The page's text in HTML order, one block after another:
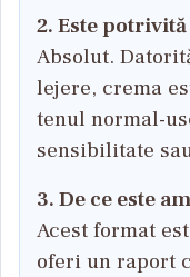
2. Este
Absolut.
lejere, crema
tenul normal-
sensibilitate
3. De ce este
Acest format
oferi un raport